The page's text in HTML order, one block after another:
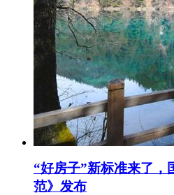
“好房子”新标准来了，
范》发布